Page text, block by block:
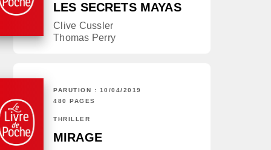
LES SECRETS MAYAS
Clive Cussler
Thomas Perry
PARUTION : 10/04/2019
480 PAGES
THRILLER
MIRAGE